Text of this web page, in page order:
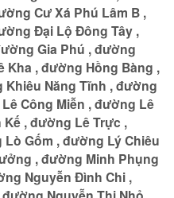
Cư Xá Phú Lâm B ,
Đại Lộ Đông Tây ,
Gia Phú , đường
Kha , đường Hồng Bàng ,
Năng Tĩnh , đường
Công Miễn , đường Lê
, đường Lê Trực ,
Gốm , đường Lý Chiêu
, đường Minh Phụng
Nguyễn Đình Chi ,